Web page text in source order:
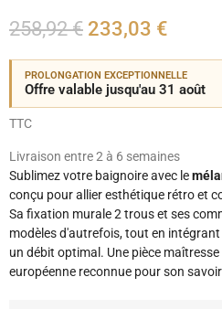
258,92 € 233,03 €
PROLONGATION EXCEPTIONNELLE
Offre valable jusqu'au 31 août
TTC
Livraison entre 2 à 6 semaines
Sublimez votre baignoire avec le
conçu pour allier esthétique rétro et
Sa fixation murale 2 trous et ses
modèles d'autrefois, tout en
un débit optimal. Une pièce
européenne reconnue pour son